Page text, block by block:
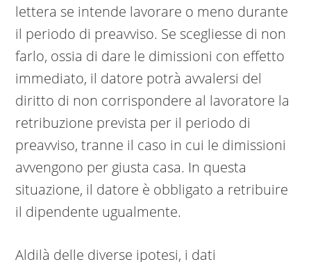
lettera se intende lavorare o meno durante
il periodo di preavviso. Se scegliesse di non
farlo, ossia di dare le dimissioni con effetto
immediato, il datore potrà avvalersi del
diritto di non corrispondere al lavoratore la
retribuzione prevista per il periodo di
preavviso, tranne il caso in cui le dimissioni
avvengono per giusta casa. In questa
situazione, il datore è obbligato a retribuire
il dipendente ugualmente.
Aldilà delle diverse ipotesi, i dati